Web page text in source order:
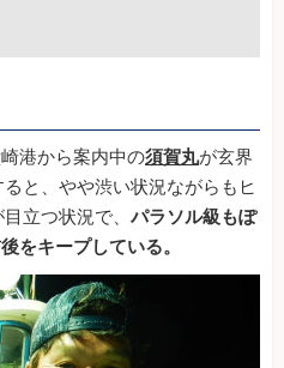
港から案内中の須賀丸が玄界
と、やや渋い状況ながらもヒ
立つ状況で、 パラソル級もぽ
をキープしている。